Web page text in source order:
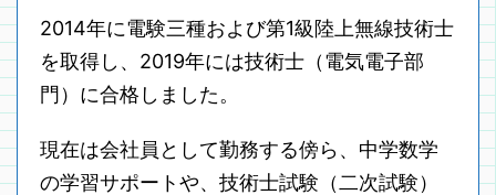
2014年に電験三種および第1級陸上無線技術士
を取得し、2019年には技術士（電気電子部
門）に合格しました。
現在は会社員として勤務する傍ら、中学数学
の学習サポートや、技術士試験（二次試験）